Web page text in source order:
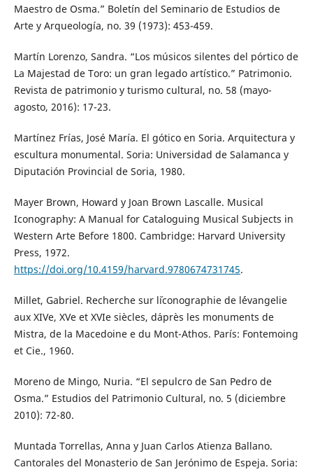
Maestro de Osma.” Boletín del Seminario de Estudios de
Arte y Arqueología, no. 39 (1973): 453-459.
Martín Lorenzo, Sandra. “Los músicos silentes del pórtico de
La Majestad de Toro: un gran legado artístico.” Patrimonio.
Revista de patrimonio y turismo cultural, no. 58 (mayo-
agosto, 2016): 17-23.
Martínez Frías, José María. El gótico en Soria. Arquitectura y
escultura monumental. Soria: Universidad de Salamanca y
Diputación Provincial de Soria, 1980.
Mayer Brown, Howard y Joan Brown Lascalle. Musical
Iconography: A Manual for Cataloguing Musical Subjects in
Western Arte Before 1800. Cambridge: Harvard University
Press, 1972.
https://doi.org/10.4159/harvard.9780674731745.
Millet, Gabriel. Recherche sur l´iconographie de l´évangelie
aux XIVe, XVe et XVIe siècles, d´après les monuments de
Mistra, de la Macedoine e du Mont-Athos. París: Fontemoing
et Cie., 1960.
Moreno de Mingo, Nuria. “El sepulcro de San Pedro de
Osma.” Estudios del Patrimonio Cultural, no. 5 (diciembre
2010): 72-80.
Muntada Torrellas, Anna y Juan Carlos Atienza Ballano.
Cantorales del Monasterio de San Jerónimo de Espeja. Soria: